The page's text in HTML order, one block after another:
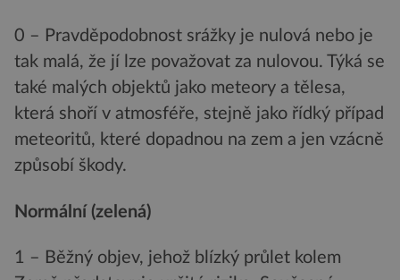
0 – Pravděpodobnost srážky je nulová nebo je
tak malá, že jí lze považovat za nulovou. Týká se
také malých objektů jako meteory a tělesa,
která shoří v atmosféře, stejně jako řídký případ
meteoritů, které dopadnou na zem a jen vzácně
způsobí škody.
Normální (zelená)
1 – Běžný objev, jehož blízký průlet kolem